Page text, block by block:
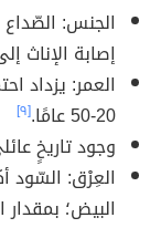
الجنس: الصّداع
إصابة الإناث
العمر: يزداد
20-50 عامًا.
[٩]
وجود تاريخٍ
العِرْق: السّود
البيض؛